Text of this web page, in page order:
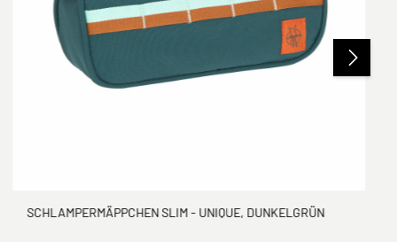
SCHLAMPERMÄPPCHEN SLIM - UNIQUE, DUNKELGRÜN